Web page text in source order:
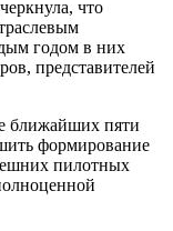
что
годом в них
представителей
ближайших пяти
формирование
пилотных